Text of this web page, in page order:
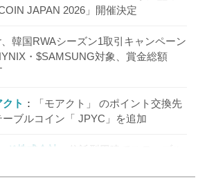
JAPAN 2026」開催決定
韓国RWAシーズン1取引キャンペーン
・$SAMSUNG対象、賞金総額
ト
「モアクト」 のポイント交換先
ブルコイン「 JPYC」を追加
ド株式会社
信託型円建てステーブル